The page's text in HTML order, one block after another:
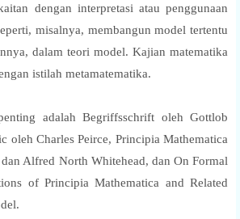
dengan interpretasi atau penggunaan
misalnya, membangun model tertentu
dalam teori model. Kajian matematika
istilah metamatematika.
adalah Begriffsschrift oleh Gottlob
oleh Charles Peirce, Principia Mathematica
Alfred North Whitehead, dan On Formal
of Principia Mathematica and Related